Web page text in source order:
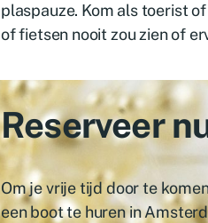
plaspauze. Kom als toerist
of fietsen nooit zou zien of
Reserveer
Om je vrije tijd door te
een boot te huren in